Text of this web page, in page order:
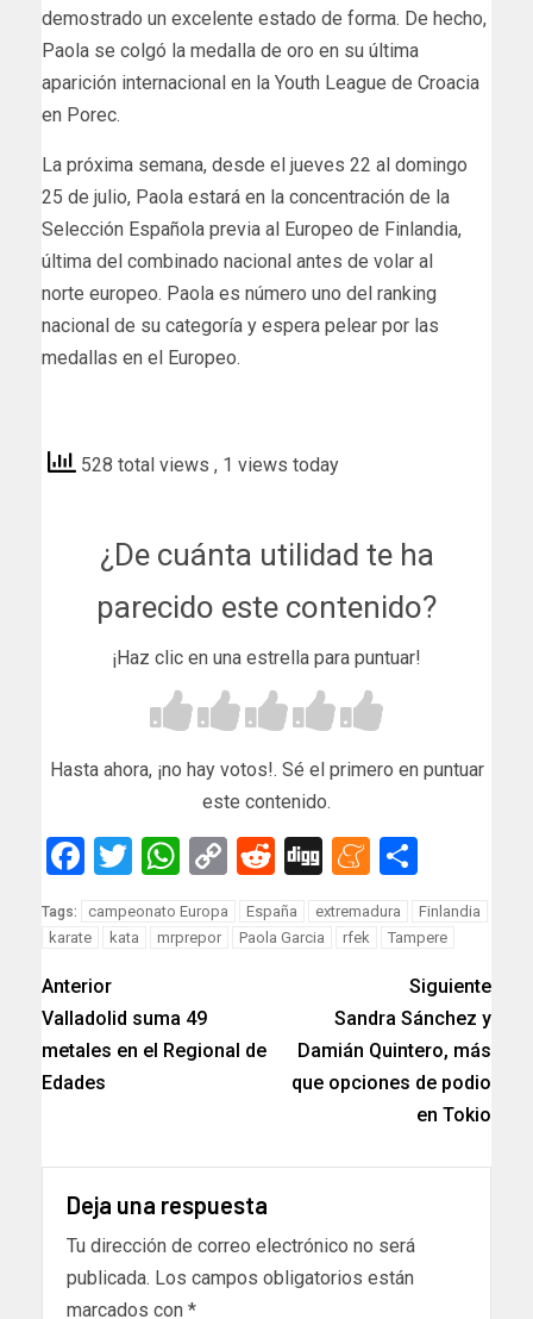
demostrado un excelente estado de forma. De hecho,
Paola se colgó la medalla de oro en su última
aparición internacional en la Youth League de Croacia
en Porec.
La próxima semana, desde el jueves 22 al domingo
25 de julio, Paola estará en la concentración de la
Selección Española previa al Europeo de Finlandia,
última del combinado nacional antes de volar al
norte europeo. Paola es número uno del ranking
nacional de su categoría y espera pelear por las
medallas en el Europeo.
528 total views , 1 views today
¿De cuánta utilidad te ha
parecido este contenido?
¡Haz clic en una estrella para puntuar!
Hasta ahora, ¡no hay votos!. Sé el primero en puntuar
este contenido.
Facebook
TwitterWhatsApp
Copy
Link
RedditDigg
Tags: campeonato Europa España extremadura
Finlandia
karate
kata mrprepor Paola Garcia rfek Tampere
Anterior
Valladolid suma 49
metales en el Regional de
Edades
Siguiente
Sandra Sánchez y
Damián Quintero, más
que opciones de podio
en Tokio
Deja una respuesta
Tu dirección de correo electrónico no será
publicada. Los campos obligatorios están
marcados con *